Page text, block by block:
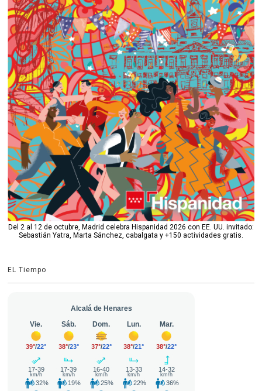
Del 2 al 12 de octubre, Madrid celebra Hispanidad 2026 con EE. UU. invitado:
Sebastián Yatra, Marta Sánchez, cabalgata y +150 actividades gratis.
EL Tiempo